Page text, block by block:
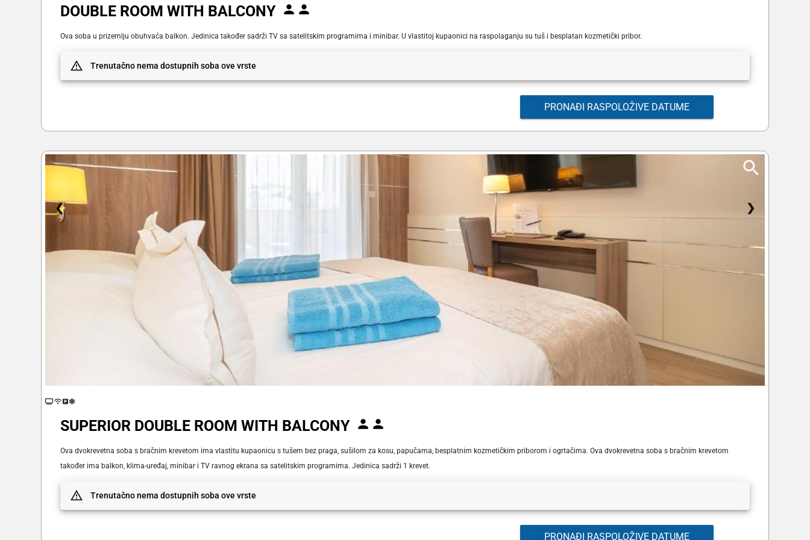
DOUBLE ROOM WITH BALCONY
Ova soba u prizemlju obuhvaća balkon. Jedinica također sadrži TV sa satelitskim programima i minibar. U vlastitoj kupaonici na raspolaganju su tuš i besplatan kozmetički pribor.
Trenutačno nema dostupnih soba ove vrste
PRONAĐI RASPOLOŽIVE DATUME
❮ ❯
SUPERIOR DOUBLE ROOM WITH BALCONY
Ova dvokrevetna soba s bračnim krevetom ima vlastitu kupaonicu s tušem bez praga, sušilom za kosu, papučama, besplatnim kozmetičkim priborom i ogrtačima. Ova dvokrevetna soba s bračnim krevetom
također ima balkon, klima-uređaj, minibar i TV ravnog ekrana sa satelitskim programima. Jedinica sadrži 1 krevet.
Trenutačno nema dostupnih soba ove vrste
PRONAĐI RASPOLOŽIVE DATUME